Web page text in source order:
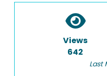
Views
642
Last